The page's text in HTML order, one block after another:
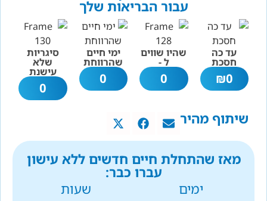
עבור הבריאות שלך
עד כה
חסכת
0
₪
שהיו שווים
ל -
0
ימי חיים
שהרווחת
0
סיגריות
שלא
עישנת
0
שיתוף מהיר
מאז שהתחלת חיים חדשים ללא עישון
עברו כבר:
ימים
שעות